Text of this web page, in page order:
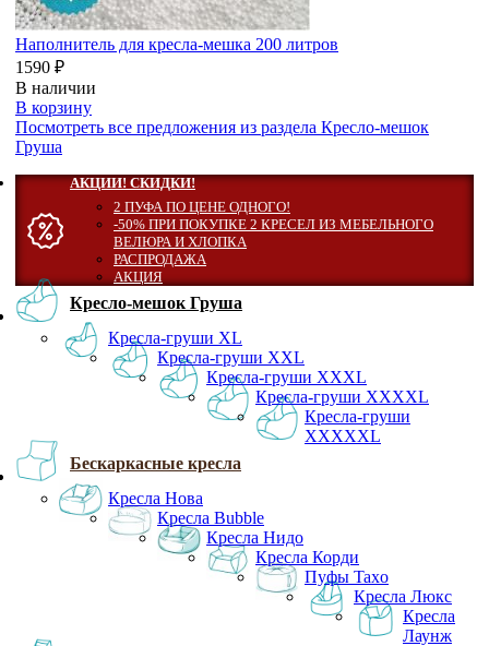
Наполнитель для кресла-мешка 200 литров
1590 ₽
В наличии
В корзину
Посмотреть все предложения из раздела Кресло-мешок
Груша
АКЦИИ! СКИДКИ!
2 ПУФА ПО ЦЕНЕ ОДНОГО!
-50% ПРИ ПОКУПКЕ 2 КРЕСЕЛ ИЗ МЕБЕЛЬНОГО
ВЕЛЮРА И ХЛОПКА
РАСПРОДАЖА
АКЦИЯ
Кресло-мешок Груша
Кресла-груши XL
Кресла-груши XXL
Кресла-груши XXXL
Кресла-груши XXXXL
Кресла-груши
XXXXXL
Бескаркасные кресла
Кресла Нова
Кресла Bubble
Кресла Нидо
Кресла Корди
Пуфы Taxo
Кресла Люкс
Кресла
Лаунж